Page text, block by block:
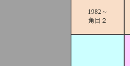
1982～
角目２